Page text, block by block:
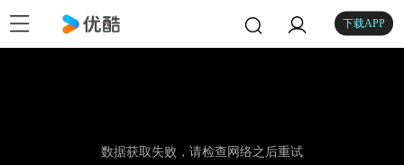
下载APP
数据获取失败，请检查网络之后重试